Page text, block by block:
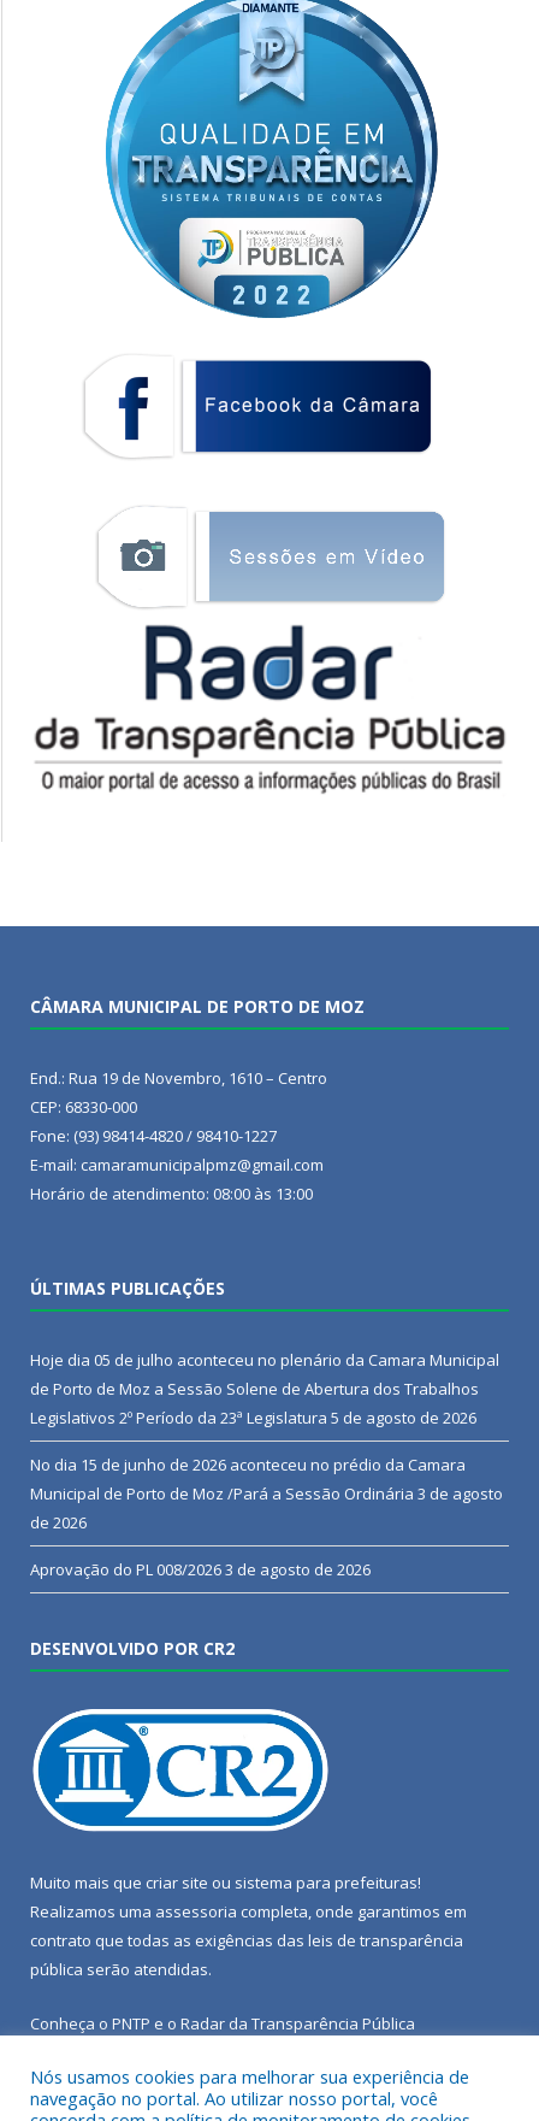
CÂMARA MUNICIPAL DE PORTO DE MOZ
End.: Rua 19 de Novembro, 1610 – Centro
CEP: 68330-000
Fone: (93) 98414-4820 / 98410-1227
E-mail: camaramunicipalpmz@gmail.com
Horário de atendimento: 08:00 às 13:00
ÚLTIMAS PUBLICAÇÕES
Hoje dia 05 de julho aconteceu no plenário da Camara Municipal
de Porto de Moz a Sessão Solene de Abertura dos Trabalhos
Legislativos 2º Período da 23ª Legislatura 5 de agosto de 2026
No dia 15 de junho de 2026 aconteceu no prédio da Camara
Municipal de Porto de Moz /Pará a Sessão Ordinária 3 de agosto
de 2026
Aprovação do PL 008/20263 de agosto de 2026
DESENVOLVIDO POR CR2
Muito mais que criar site ou sistema para prefeituras!
Realizamos uma assessoria completa, onde garantimos em
contrato que todas as exigências das leis de transparência
pública serão atendidas.
Conheça o PNTP e o Radar da Transparência Pública
Nós usamos cookies para melhorar sua experiência de
navegação no portal. Ao utilizar nosso portal, você